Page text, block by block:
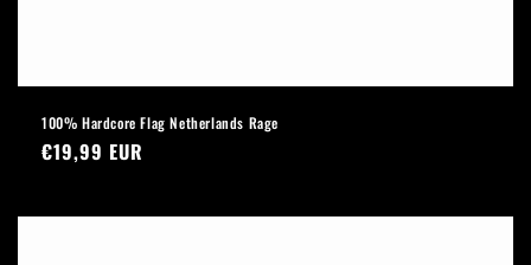
100% Hardcore Flag Netherlands Rage
Normaler
€19,99 EUR